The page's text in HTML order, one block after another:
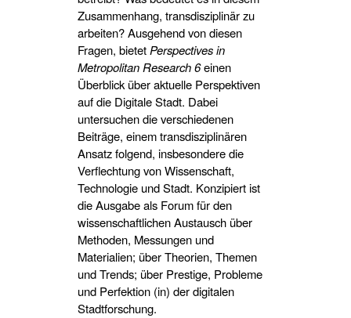
Zusammenhang, transdisziplinär zu
arbeiten? Ausgehend von diesen
Fragen, bietet Perspectives in
Metropolitan Research 6einen
Überblick über aktuelle Perspektiven
auf die Digitale Stadt. Dabei
untersuchen die verschiedenen
Beiträge, einem transdisziplinären
Ansatz folgend, insbesondere die
Verflechtung von Wissenschaft,
Technologie und Stadt. Konzipiert ist
die Ausgabe als Forum für den
wissenschaftlichen Austausch über
Methoden, Messungen und
Materialien; über Theorien, Themen
und Trends; über Prestige, Probleme
und Perfektion (in) der digitalen
Stadtforschung.